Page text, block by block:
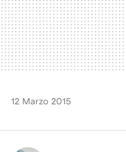
12 Marzo 2015